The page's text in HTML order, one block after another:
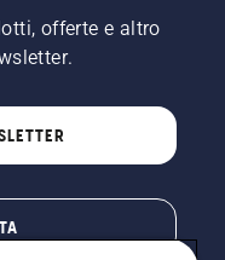
offerte e altro